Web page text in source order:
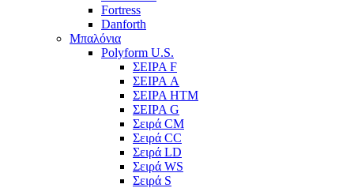
Fortress
Danforth
Μπαλόνια
Polyform U.S.
ΣΕΙΡΑ F
ΣΕΙΡΑ A
ΣΕΙΡΑ HTM
ΣΕΙΡΑ G
Σειρά CM
Σειρά CC
Σειρά LD
Σειρά WS
Σειρά S